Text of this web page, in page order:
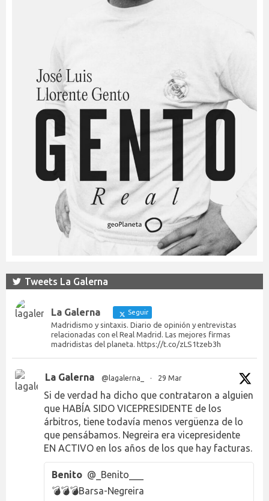
Tweets La Galerna
La Galerna Seguir
Madridismo y sintaxis. Diario de opinión y entrevistas
relacionadas con el Real Madrid. Las mejores firmas
madridistas del planeta. https://t.co/zLS1tzeb3h
La Galerna @lagalerna_ · 29 Mar
Si de verdad ha dicho que contrataron a alguien
que HABÍA SIDO VICEPRESIDENTE de los
árbitros, tiene todavía menos vergüenza de lo
que pensábamos. Negreira era vicepresidente
EN ACTIVO en los años de los que hay facturas.
Benito @_Benito___
💣💣💣Barsa-Negreira